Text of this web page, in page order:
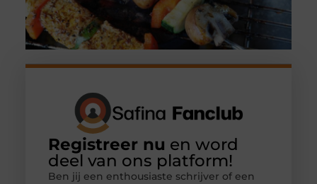
Registreer nu en word
deel van ons platform!
Ben jij een enthousiaste schrijver of een